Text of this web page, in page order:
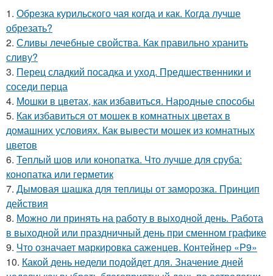
1. Обрезка курильского чая когда и как. Когда лучше
обрезать?
2. Сливы лечебные свойства. Как правильно хранить
сливу?
3. Перец сладкий посадка и уход. Предшественники и
соседи перца
4. Мошки в цветах, как избавиться. Народные способы
5. Как избавиться от мошек в комнатных цветах в
домашних условиях. Как вывести мошек из комнатных
цветов
6. Теплый шов или конопатка. Что лучше для сруба:
конопатка или герметик
7. Дымовая шашка для теплицы от заморозка. Принцип
действия
8. Можно ли принять на работу в выходной день. Работа
в выходной или праздничный день при сменном графике
9. Что означает маркировка саженцев. Контейнер «Р9»
10. Какой день недели подойдет для. Значение дней